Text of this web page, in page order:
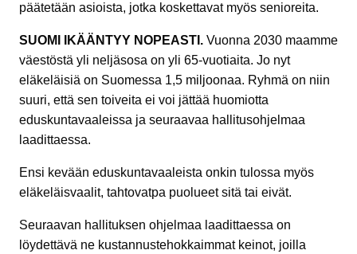
päätetään asioista, jotka koskettavat myös senioreita.
SUOMI IKÄÄNTYY NOPEASTI. Vuonna 2030 maamme
väestöstä yli neljäsosa on yli 65-vuotiaita. Jo nyt
eläkeläisiä on Suomessa 1,5 miljoonaa. Ryhmä on niin
suuri, että sen toiveita ei voi jättää huomiotta
eduskuntavaaleissa ja seuraavaa hallitusohjelmaa
laadittaessa.
Ensi kevään eduskuntavaaleista onkin tulossa myös
eläkeläisvaalit, tahtovatpa puolueet sitä tai eivät.
Seuraavan hallituksen ohjelmaa laadittaessa on
löydettävä ne kustannustehokkaimmat keinot, joilla